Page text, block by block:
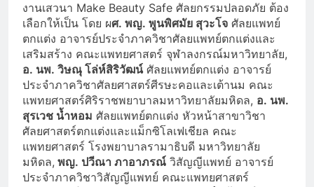
งานเสวนา Make Beauty Safe ศัลยกรรมปลอดภัย ต้อง
เลือกให้เป็น โดย ผศ. พญ. พูนพิศมัย สุวะโจ ศัลยแพทย์
ตกแต่ง อาจารย์ประจำภาควิชาศัลยแพทย์ตกแต่งและ
เสริมสร้าง คณะแพทยศาสตร์ จุฬาลงกรณ์มหาวิทยาลัย,
อ. นพ. วิษณุ โล่ห์สิริวัฒน์ศัลยแพทย์ตกแต่ง อาจารย์
ประจำภาควิชาศัลยศาสตร์ศีรษะคอและเต้านม คณะ
แพทยศาสตร์ศิริราชพยาบาลมหาวิทยาลัยมหิดล, อ. นพ.
สุรเวช น้ำหอม ศัลยแพทย์ตกแต่ง หัวหน้าสาขาวิชา
ศัลยศาสตร์ตกแต่งและแม็กซิโลเฟเชียล คณะ
แพทยศาสตร์ โรงพยาบาลรามาธิบดี มหาวิทยาลัย
มหิดล, พญ. ปวีณา ภาอาภรณ์ วิสัญญีแพทย์ อาจารย์
ประจำภาควิชาวิสัญญีแพทย์ คณะแพทยศาสตร์